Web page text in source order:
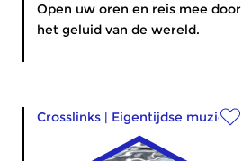
Open uw oren en reis mee door
het geluid van de wereld.
Crosslinks | Eigentijdse muziek